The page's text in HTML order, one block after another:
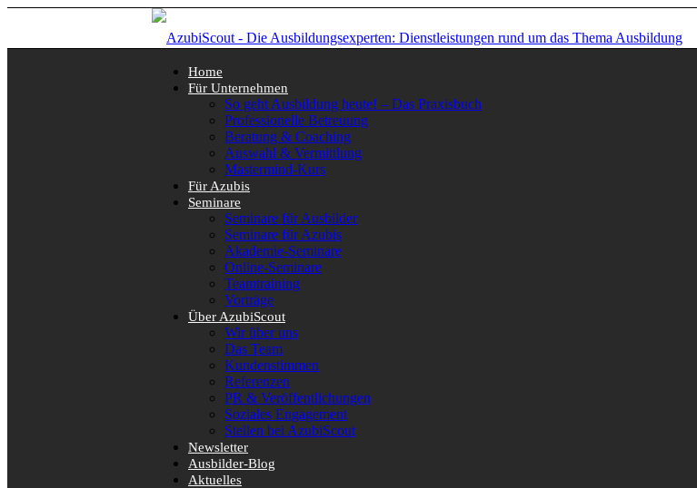
Home
Für Unternehmen
So geht Ausbildung heute! – Das Praxisbuch
Professionelle Betreuung
Beratung & Coaching
Auswahl & Vermittlung
Mastermind-Kurs
Für Azubis
Seminare
Seminare für Ausbilder
Seminare für Azubis
Akademie-Seminare
Online-Seminare
Teamtraining
Vorträge
Über AzubiScout
Wir über uns
Das Team
Kundenstimmen
Referenzen
PR & Veröffentlichungen
Soziales Engagement
Stellen bei AzubiScout
Newsletter
Ausbilder-Blog
Aktuelles